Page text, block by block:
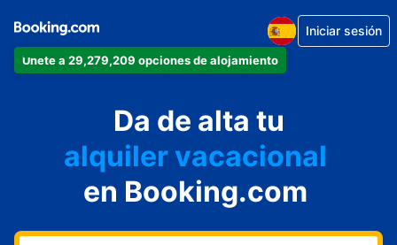
Únete a 29,279,209 opciones de alojamiento
Iniciar sesión
Da de alta tu
apartamento
hotel
alquiler vacacional
hostal o pensión
casa rural
en Booking.com